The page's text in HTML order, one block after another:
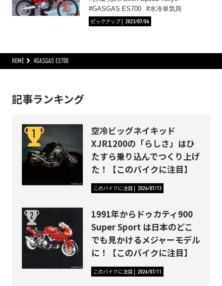
GASGAS ES700
水冷単気筒
ピックアップ
2023/07/04
HOME #GASGAS ES700
記事ランキング
空冷ビッグネイキッド
XJR1200の「らしさ」はひ
たすら乗り込んでつくり上げ
た！【このバイクに注目】
このバイクに注目 2026/07/13
1991年からドゥカティ900
Super Sport は日本のどこ
でも見かけるメジャーモデル
に！【このバイクに注目】
このバイクに注目 2026/07/11